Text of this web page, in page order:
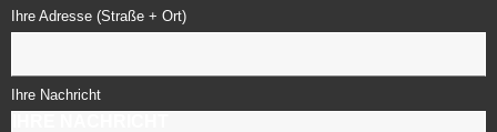
Ihre Adresse (Straße + Ort)
Ihre Nachricht